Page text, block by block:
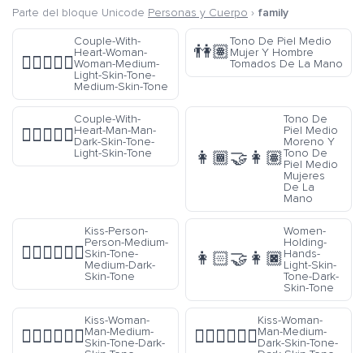
Parte del bloque Unicode Personas y Cuerpo › family
👩🏼‍❤️‍👩🏽
Couple-With-
Heart-Woman-
Woman-Medium-
Light-Skin-Tone-
Medium-Skin-Tone
👫🏽
Tono De Piel Medio
Mujer Y Hombre
Tomados De La Mano
👨🏿‍❤️‍👨🏻
Couple-With-
Heart-Man-Man-
Dark-Skin-Tone-
Light-Skin-Tone
👩🏾‍🤝‍👩🏽
Tono De
Piel Medio
Moreno Y
Tono De
Piel Medio
Mujeres
De La
Mano
🧑🏽‍❤️‍💋‍🧑🏾
Kiss-Person-
Person-Medium-
Skin-Tone-
Medium-Dark-
Skin-Tone
👩🏻‍🤝‍👩🏿
Women-
Holding-
Hands-
Light-Skin-
Tone-Dark-
Skin-Tone
👩🏽‍❤️‍💋‍👨🏿
Kiss-Woman-
Man-Medium-
Skin-Tone-Dark-
👩🏾‍❤️‍💋‍👨🏿
Kiss-Woman-
Man-Medium-
Dark-Skin-Tone-